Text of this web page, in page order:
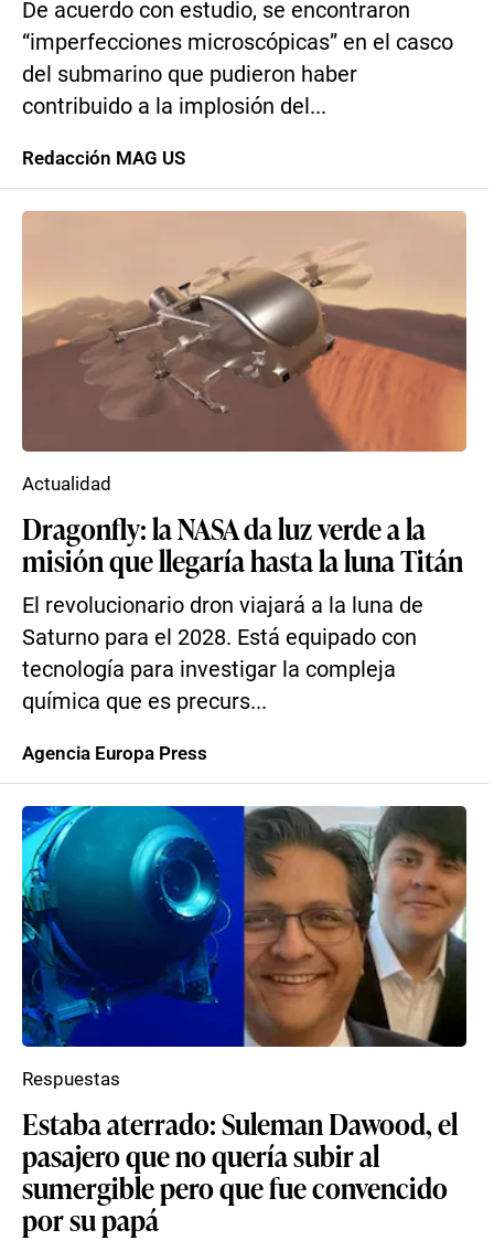
De acuerdo con estudio, se encontraron
“imperfecciones microscópicas” en el casco
del submarino que pudieron haber
contribuido a la implosión del...
Redacción MAG US
Dragonfly: la NASA da luz verde a la
misión que llegaría hasta la luna Titán
El revolucionario dron viajará a la luna de
Saturno para el 2028. Está equipado con
tecnología para investigar la compleja
química que es precurs...
Actualidad
Agencia Europa Press
Estaba aterrado: Suleman Dawood, el
pasajero que no quería subir al
sumergible pero que fue convencido
por su papá
Respuestas